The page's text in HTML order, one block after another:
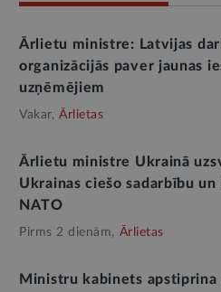
Ārlietu ministre: Latvijas
organizācijās paver jaunas
uzņēmējiem
Vakar, Ārlietas
Ārlietu ministre Ukrainā
Ukrainas ciešo sadarbību
NATO
Pirms 2 dienām, Ārlietas
Ministru kabinets apstiprina